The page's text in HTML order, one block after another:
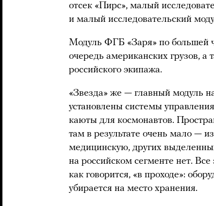
отсек «Пирс», малый
и малый исследовательский
Модуль ФГБ «Заря» по большей
очередь американских грузов, а
российского экипажа.
«Звезда» же — главный модуль
установлены системы
каюты для космонавтов.
там в результате очень мало —
медицинскую, других
на российском сегменте нет.
как говорится, «в проходе»:
убирается на место хранения.